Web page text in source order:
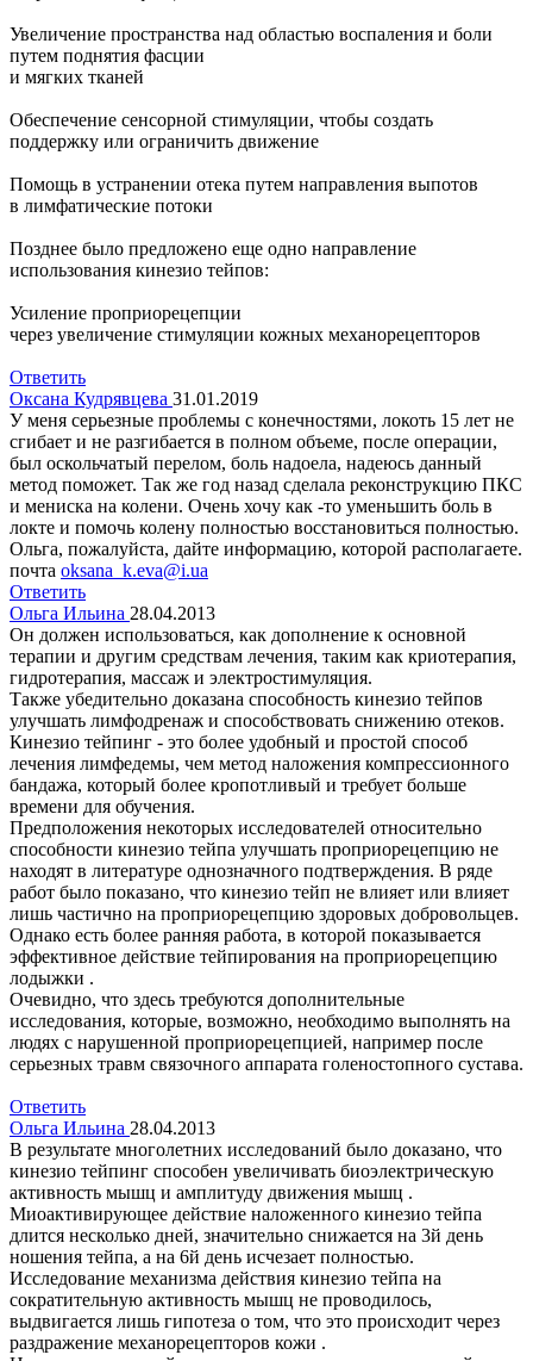
Увеличение пространства над областью воспаления и боли
путем поднятия фасции
и мягких тканей
Обеспечение сенсорной стимуляции, чтобы создать
поддержку или ограничить движение
Помощь в устранении отека путем направления выпотов
в лимфатические потоки
Позднее было предложено еще одно направление
использования кинезио тейпов:
Усиление проприорецепции
через увеличение стимуляции кожных механорецепторов
Ответить
Оксана Кудрявцева 31.01.2019
У меня серьезные проблемы с конечностями, локоть 15 лет не
сгибает и не разгибается в полном объеме, после операции,
был оскольчатый перелом, боль надоела, надеюсь данный
метод поможет. Так же год назад сделала реконструкцию ПКС
и мениска на колени. Очень хочу как -то уменьшить боль в
локте и помочь колену полностью восстановиться полностью.
Ольга, пожалуйста, дайте информацию, которой располагаете.
почта oksana_k.eva@i.ua
Ответить
Ольга Ильина 28.04.2013
Он должен использоваться, как дополнение к основной
терапии и другим средствам лечения, таким как криотерапия,
гидротерапия, массаж и электростимуляция.
Также убедительно доказана способность кинезио тейпов
улучшать лимфодренаж и способствовать снижению отеков.
Кинезио тейпинг - это более удобный и простой способ
лечения лимфедемы, чем метод наложения компрессионного
бандажа, который более кропотливый и требует больше
времени для обучения.
Предположения некоторых исследователей относительно
способности кинезио тейпа улучшать проприорецепцию не
находят в литературе однозначного подтверждения. В ряде
работ было показано, что кинезио тейп не влияет или влияет
лишь частично на проприорецепцию здоровых добровольцев.
Однако есть более ранняя работа, в которой показывается
эффективное действие тейпирования на проприорецепцию
лодыжки .
Очевидно, что здесь требуются дополнительные
исследования, которые, возможно, необходимо выполнять на
людях с нарушенной проприорецепцией, например после
серьезных травм связочного аппарата голеностопного сустава.
Ответить
Ольга Ильина 28.04.2013
В результате многолетних исследований было доказано, что
кинезио тейпинг способен увеличивать биоэлектрическую
активность мышц и амплитуду движения мышц .
Миоактивирующее действие наложенного кинезио тейпа
длится несколько дней, значительно снижается на 3й день
ношения тейпа, а на 6й день исчезает полностью.
Исследование механизма действия кинезио тейпа на
сократительную активность мышц не проводилось,
выдвигается лишь гипотеза о том, что это происходит через
раздражение механорецепторов кожи .